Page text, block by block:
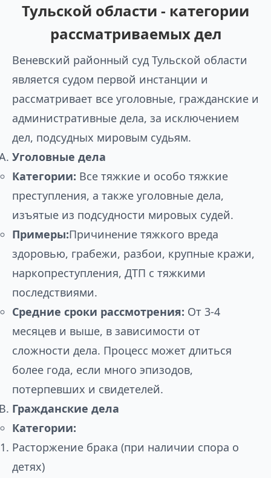
Тульской области - категории
рассматриваемых дел
Веневский районный суд Тульской области
является судом первой инстанции и
рассматривает все уголовные, гражданские и
административные дела, за исключением
дел, подсудных мировым судьям.
Уголовные дела
Категории: Все тяжкие и особо тяжкие
преступления, а также уголовные дела,
изъятые из подсудности мировых судей.
Примеры:Причинение тяжкого вреда
здоровью, грабежи, разбои, крупные кражи,
наркопреступления, ДТП с тяжкими
последствиями.
Средние сроки рассмотрения: От 3-4
месяцев и выше, в зависимости от
сложности дела. Процесс может длиться
более года, если много эпизодов,
потерпевших и свидетелей.
Гражданские дела
Категории:
Расторжение брака (при наличии спора о
детях)